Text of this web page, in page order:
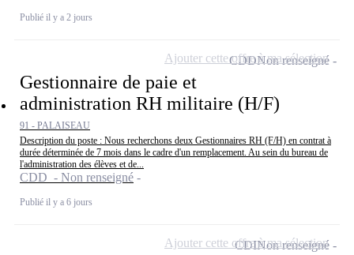
Publié il y a 2 jours
Gestionnaire de paie et
administration RH militaire (H/F)
91 - PALAISEAU
Description du poste : Nous recherchons deux Gestionnaires RH (F/H) en contrat à
durée déterminée de 7 mois dans le cadre d'un remplacement. Au sein du bureau de
l'administration des élèves et de...
CDD - Non renseigné
Publié il y a 6 jours
CDDNon renseigné
Ajouter cette offre à ma sélection
CDINon renseigné
Ajouter cette offre à ma sélection